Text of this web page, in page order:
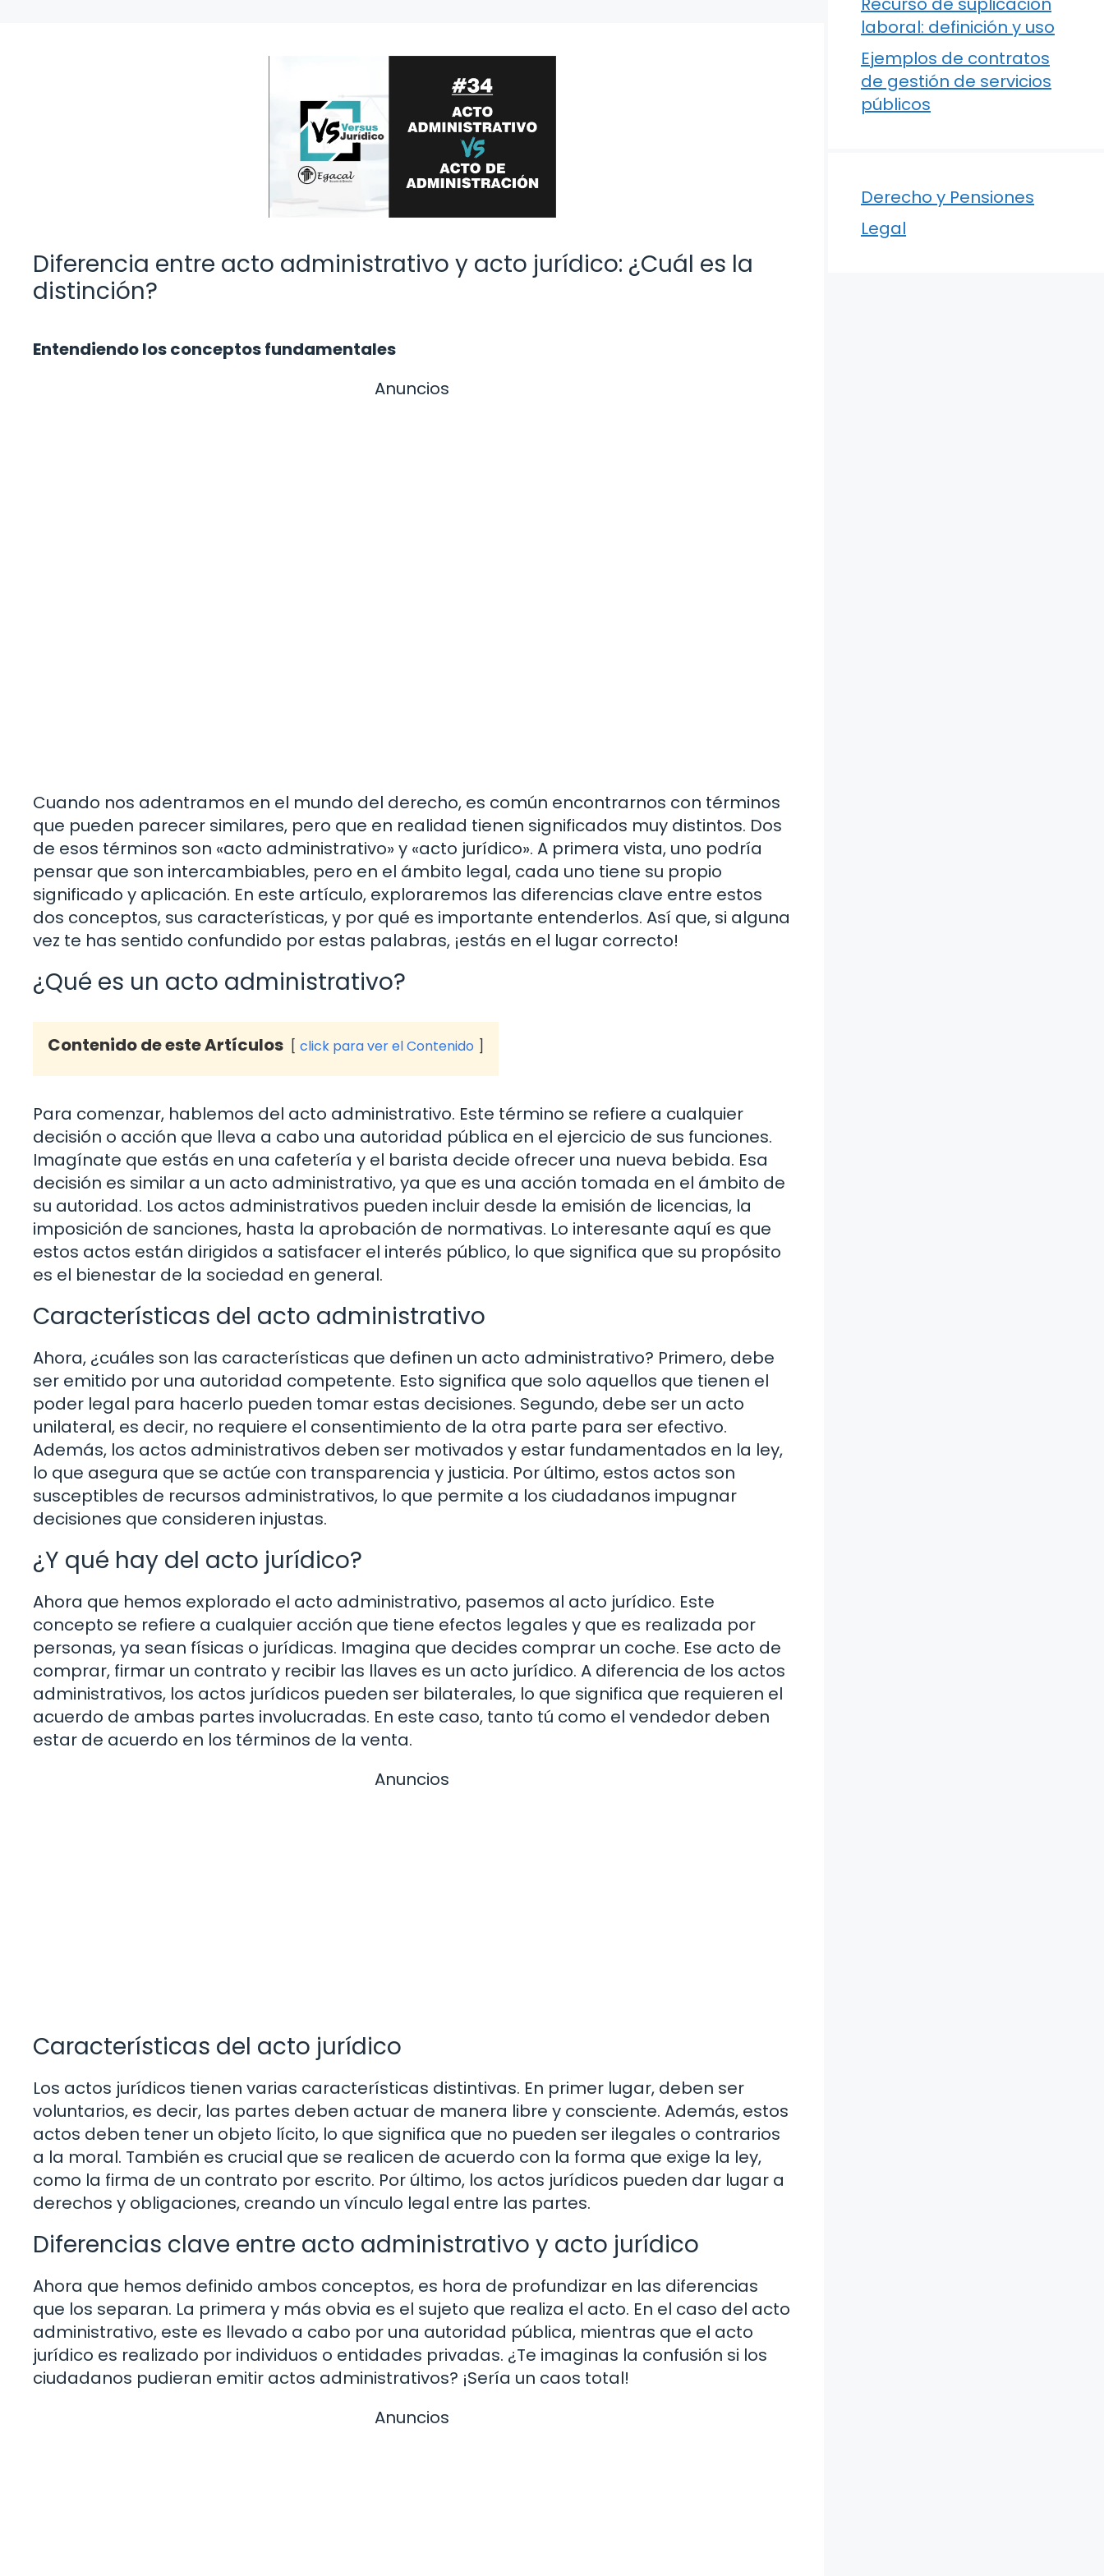
Diferencia entre acto administrativo y acto jurídico: ¿Cuál es la
distinción?
Entendiendo los conceptos fundamentales
Anuncios
Cuando nos adentramos en el mundo del derecho, es común encontrarnos con términos
que pueden parecer similares, pero que en realidad tienen significados muy distintos. Dos
de esos términos son «acto administrativo» y «acto jurídico». A primera vista, uno podría
pensar que son intercambiables, pero en el ámbito legal, cada uno tiene su propio
significado y aplicación. En este artículo, exploraremos las diferencias clave entre estos
dos conceptos, sus características, y por qué es importante entenderlos. Así que, si alguna
vez te has sentido confundido por estas palabras, ¡estás en el lugar correcto!
¿Qué es un acto administrativo?
Contenido de este Artículos click para ver el Contenido
Para comenzar, hablemos del acto administrativo. Este término se refiere a cualquier
decisión o acción que lleva a cabo una autoridad pública en el ejercicio de sus funciones.
Imagínate que estás en una cafetería y el barista decide ofrecer una nueva bebida. Esa
decisión es similar a un acto administrativo, ya que es una acción tomada en el ámbito de
su autoridad. Los actos administrativos pueden incluir desde la emisión de licencias, la
imposición de sanciones, hasta la aprobación de normativas. Lo interesante aquí es que
estos actos están dirigidos a satisfacer el interés público, lo que significa que su propósito
es el bienestar de la sociedad en general.
Características del acto administrativo
Ahora, ¿cuáles son las características que definen un acto administrativo? Primero, debe
ser emitido por una autoridad competente. Esto significa que solo aquellos que tienen el
poder legal para hacerlo pueden tomar estas decisiones. Segundo, debe ser un acto
unilateral, es decir, no requiere el consentimiento de la otra parte para ser efectivo.
Además, los actos administrativos deben ser motivados y estar fundamentados en la ley,
lo que asegura que se actúe con transparencia y justicia. Por último, estos actos son
susceptibles de recursos administrativos, lo que permite a los ciudadanos impugnar
decisiones que consideren injustas.
¿Y qué hay del acto jurídico?
Ahora que hemos explorado el acto administrativo, pasemos al acto jurídico. Este
concepto se refiere a cualquier acción que tiene efectos legales y que es realizada por
personas, ya sean físicas o jurídicas. Imagina que decides comprar un coche. Ese acto de
comprar, firmar un contrato y recibir las llaves es un acto jurídico. A diferencia de los actos
administrativos, los actos jurídicos pueden ser bilaterales, lo que significa que requieren el
acuerdo de ambas partes involucradas. En este caso, tanto tú como el vendedor deben
estar de acuerdo en los términos de la venta.
Anuncios
Características del acto jurídico
Los actos jurídicos tienen varias características distintivas. En primer lugar, deben ser
voluntarios, es decir, las partes deben actuar de manera libre y consciente. Además, estos
actos deben tener un objeto lícito, lo que significa que no pueden ser ilegales o contrarios
a la moral. También es crucial que se realicen de acuerdo con la forma que exige la ley,
como la firma de un contrato por escrito. Por último, los actos jurídicos pueden dar lugar a
derechos y obligaciones, creando un vínculo legal entre las partes.
Diferencias clave entre acto administrativo y acto jurídico
Ahora que hemos definido ambos conceptos, es hora de profundizar en las diferencias
que los separan. La primera y más obvia es el sujeto que realiza el acto. En el caso del acto
administrativo, este es llevado a cabo por una autoridad pública, mientras que el acto
jurídico es realizado por individuos o entidades privadas. ¿Te imaginas la confusión si los
ciudadanos pudieran emitir actos administrativos? ¡Sería un caos total!
Anuncios
laboral: definición y uso
Ejemplos de contratos
de gestión de servicios
públicos
Derecho y Pensiones
Legal